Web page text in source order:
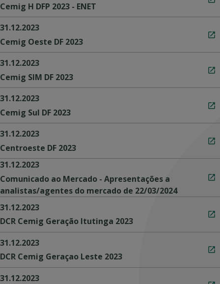
Cemig H DFP 2023 - ENET
31.12.2023
Cemig Oeste DF 2023
31.12.2023
Cemig SIM DF 2023
31.12.2023
Cemig Sul DF 2023
31.12.2023
Centroeste DF 2023
31.12.2023
Comunicado ao Mercado - Apresentações a
analistas/agentes do mercado de 22/03/2024
31.12.2023
DCR Cemig Geração Itutinga 2023
31.12.2023
DCR Cemig Geraçao Leste 2023
31.12.2023